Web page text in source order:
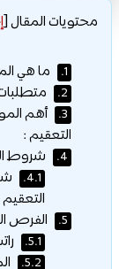
محتويات المقال[
1. ما هي
2.
3.
أهم
التعقيم :
4. شروط
4.1.
5. الفرص
5.1.
5.2.